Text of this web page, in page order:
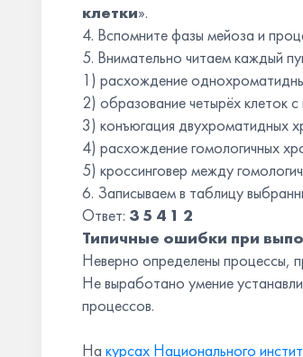
клетки».
4. Вспомните фазы мейоза и
5. Внимательно читаем каждый
1) расхождение
2) образование четырёх
3) конъюгация двухроматидных
4) расхождение гомологичных
5) кроссинговер между
6. Записываем в таблицу
Ответ: 3 5 4 1 2
Типичные ошибки при
Неверно определены процессы,
Не выработано умение
процессов.
На курсах Национального